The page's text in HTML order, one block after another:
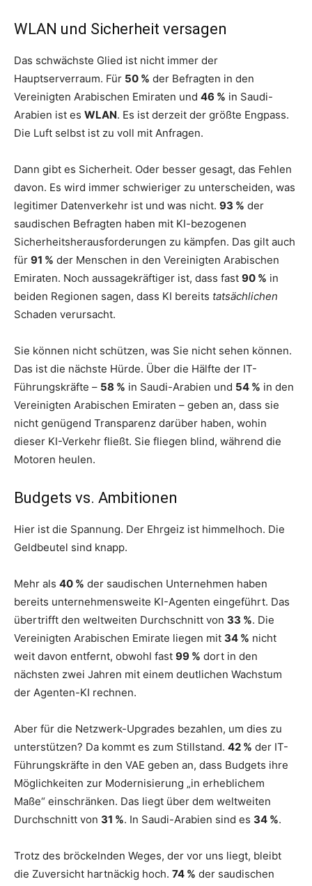
WLAN und Sicherheit versagen
Das schwächste Glied ist nicht immer der
Hauptserverraum. Für 50 % der Befragten in den
Vereinigten Arabischen Emiraten und 46 % in Saudi-
Arabien ist es WLAN. Es ist derzeit der größte Engpass.
Die Luft selbst ist zu voll mit Anfragen.
Dann gibt es Sicherheit. Oder besser gesagt, das Fehlen
davon. Es wird immer schwieriger zu unterscheiden, was
legitimer Datenverkehr ist und was nicht. 93 % der
saudischen Befragten haben mit KI-bezogenen
Sicherheitsherausforderungen zu kämpfen. Das gilt auch
für 91 % der Menschen in den Vereinigten Arabischen
Emiraten. Noch aussagekräftiger ist, dass fast 90 % in
beiden Regionen sagen, dass KI bereits tatsächlichen
Schaden verursacht.
Sie können nicht schützen, was Sie nicht sehen können.
Das ist die nächste Hürde. Über die Hälfte der IT-
Führungskräfte – 58 % in Saudi-Arabien und 54 % in den
Vereinigten Arabischen Emiraten – geben an, dass sie
nicht genügend Transparenz darüber haben, wohin
dieser KI-Verkehr fließt. Sie fliegen blind, während die
Motoren heulen.
Budgets vs. Ambitionen
Hier ist die Spannung. Der Ehrgeiz ist himmelhoch. Die
Geldbeutel sind knapp.
Mehr als 40 % der saudischen Unternehmen haben
bereits unternehmensweite KI-Agenten eingeführt. Das
übertrifft den weltweiten Durchschnitt von 33 %. Die
Vereinigten Arabischen Emirate liegen mit 34 % nicht
weit davon entfernt, obwohl fast 99 % dort in den
nächsten zwei Jahren mit einem deutlichen Wachstum
der Agenten-KI rechnen.
Aber für die Netzwerk-Upgrades bezahlen, um dies zu
unterstützen? Da kommt es zum Stillstand. 42 % der IT-
Führungskräfte in den VAE geben an, dass Budgets ihre
Möglichkeiten zur Modernisierung „in erheblichem
Maße“ einschränken. Das liegt über dem weltweiten
Durchschnitt von 31 %. In Saudi-Arabien sind es 34 %.
Trotz des bröckelnden Weges, der vor uns liegt, bleibt
die Zuversicht hartnäckig hoch. 74 % der saudischen